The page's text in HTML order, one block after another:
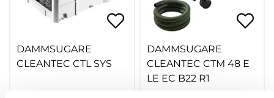
DAMMSUGARE
CLEANTEC CTL SYS
DAMMSUGARE
CLEANTEC CTM 48 E
LE EC B22 R1